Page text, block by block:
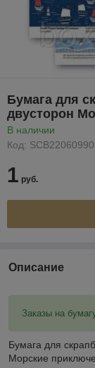
Бумага для
двусторон
В наличии
Код:
1 руб.
Описание
Заказы на
Бумага для
Морские